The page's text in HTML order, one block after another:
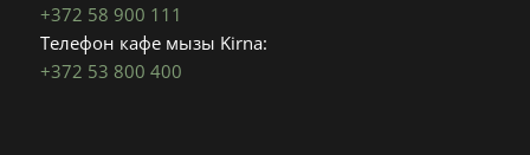
+372 58 900 111
Телефон кафе мызы Kirna:
+372 53 800 400